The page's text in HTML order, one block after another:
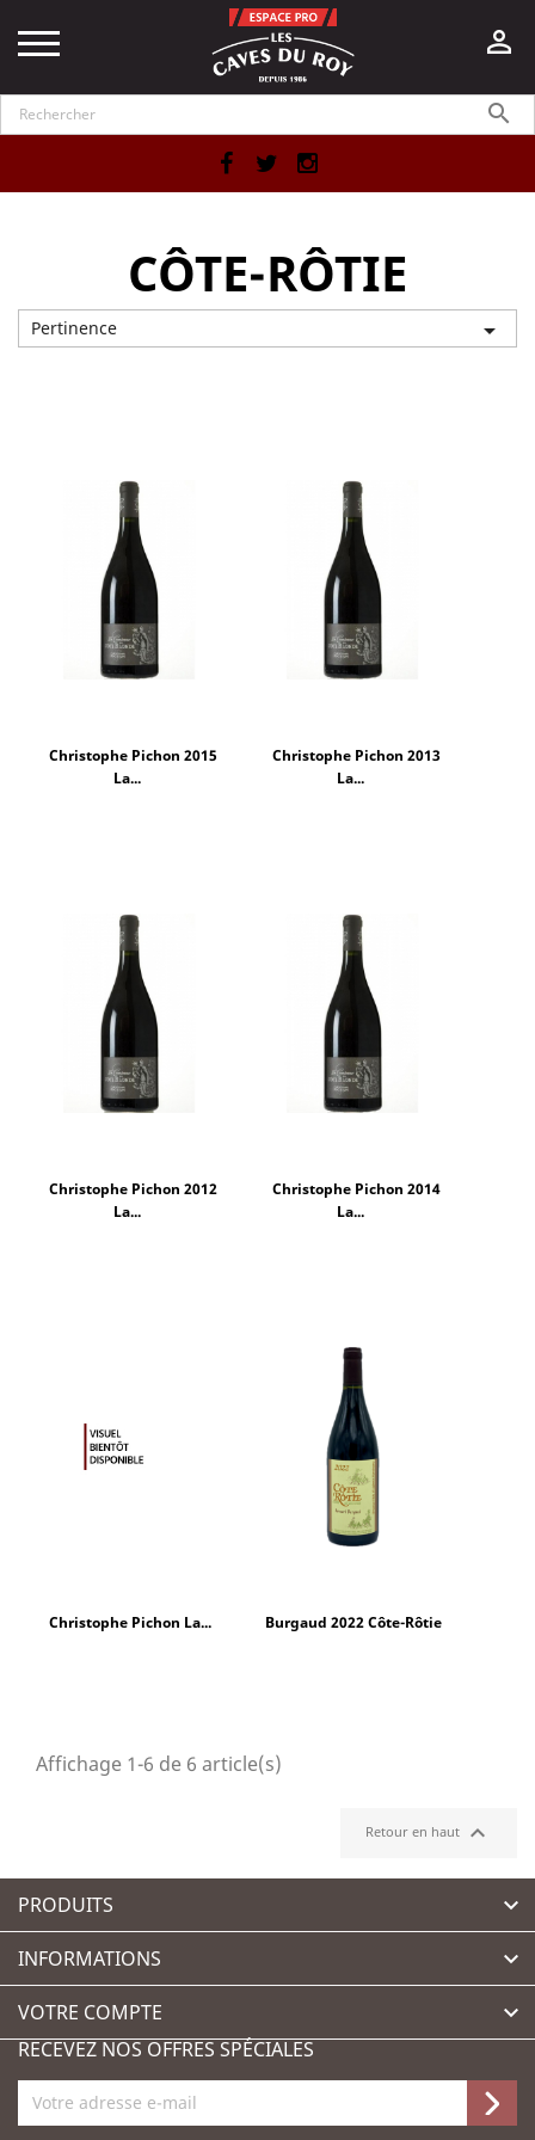


Facebook
CÔTE-RÔTIE
Pertinence 
Christophe Pichon 2015
La...
Christophe Pichon 2013
La...
Christophe Pichon 2012
La...
Christophe Pichon 2014
La...
Christophe Pichon La... Burgaud 2022 Côte-Rôtie
Affichage 1-6 de 6 article(s)
Retour en haut 
PRODUITS 
INFORMATIONS 
VOTRE COMPTE 
RECEVEZ NOS OFFRES SPÉCIALES